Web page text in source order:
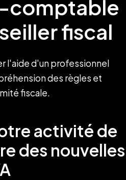
comptable
fiscal
l'aide d'un professionnel
des règles et
fiscale.
activité de
des nouvelles